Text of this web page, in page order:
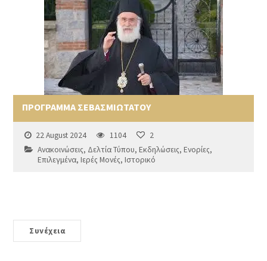
ΠΡΟΓΡΑΜΜΑ ΣΕΒΑΣΜΙΩΤΑΤΟΥ
22 August 2024 1104
2
Ανακοινώσεις, Δελτία Τύπου,Εκδηλώσεις,Ενορίες,
Επιλεγμένα,Ιερές Μονές,Ιστορικό
Συνέχεια